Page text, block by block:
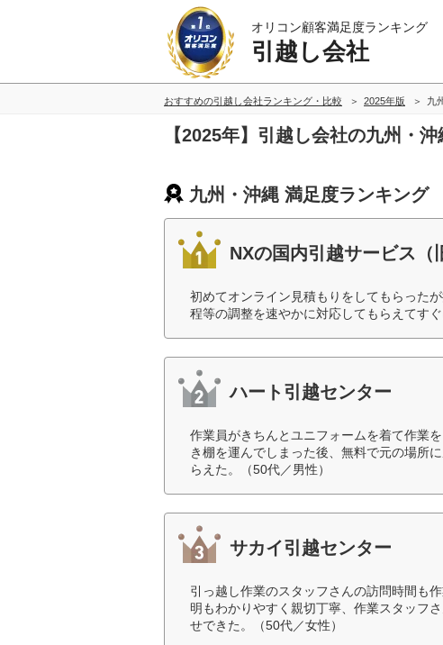
オリコン顧客満足度ランキング
引越し会社
おすすめの引越し会社ランキング・比較 2025年版 九
【2025年】引越し会社の九州・
九州・沖縄 満足度ランキング
NXの国内引越サービス（
初めてオンライン見積もりをしてもらった
程等の調整を速やかに対応してもらえてす
ハート引越センター
作業員がきちんとユニフォームを着て作業
き棚を運んでしまった後、無料で元の場所
らえた。（50代／男性）
サカイ引越センター
引っ越し作業のスタッフさんの訪問時間も
明もわかりやすく親切丁寧、作業スタッフ
せできた。（50代／女性）